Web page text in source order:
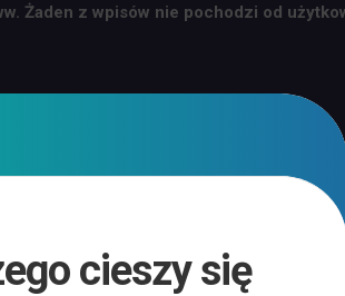
Żaden z wpisów nie pochodzi od
cieszy się